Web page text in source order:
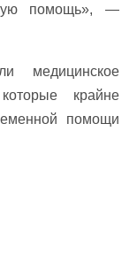
помощь», —
медицинское
крайне
помощи